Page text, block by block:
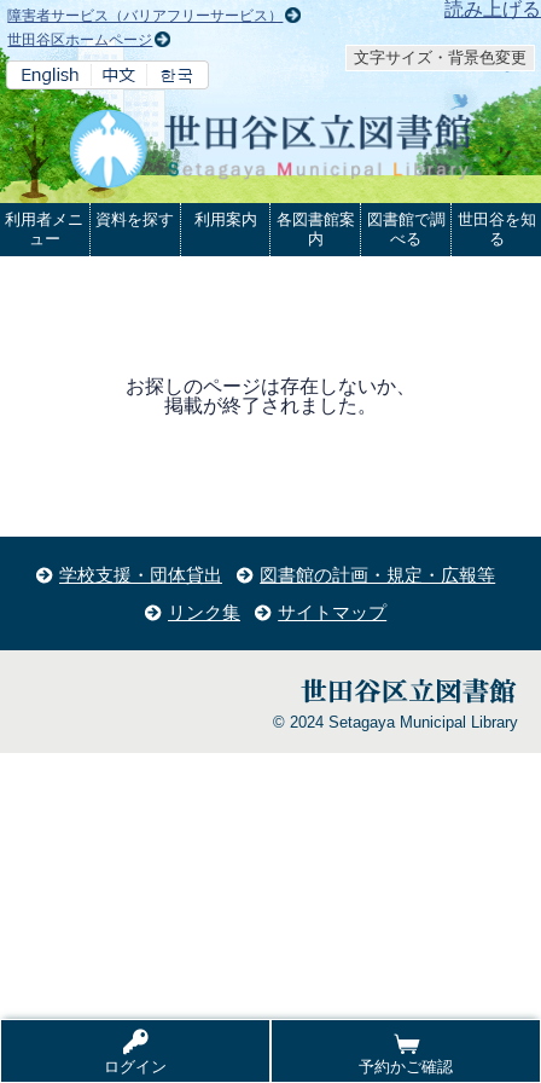
本文へ 読み上げる
障害者サービス（バリアフリーサービス）
世田谷区ホームページ
文字サイズ・背景色変更
ログイン 予約かご確認
利用者メニ
ュー
資料を探す 利用案内
各図書館案
内
図書館で調
べる
世田谷を知
る
お探しのページは存在しないか、
掲載が終了されました。
学校支援・団体貸出
図書館の計画・規定・広報等
リンク集
サイトマップ
© 2024 Setagaya Municipal Library